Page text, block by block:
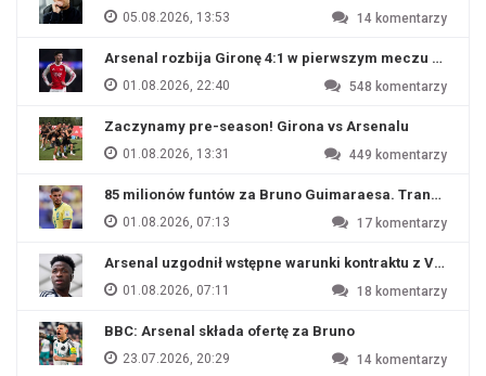
05.08.2026, 13:53 14 komentarzy
Arsenal rozbija Gironę 4:1 w pierwszym meczu
01.08.2026, 22:40 548 komentarzy
Zaczynamy pre-season! Girona vs Arsenalu
01.08.2026, 13:31 449 komentarzy
85 milionów funtów za Bruno Guimaraesa. Transfer
01.08.2026, 07:13 17 komentarzy
Arsenal uzgodnił wstępne warunki kontraktu z
01.08.2026, 07:11 18 komentarzy
BBC: Arsenal składa ofertę za Bruno
23.07.2026, 20:29 14 komentarzy